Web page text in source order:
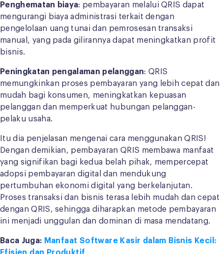
Penghematan biaya: pembayaran melalui QRIS dapat
mengurangi biaya administrasi terkait dengan
pengelolaan uang tunai dan pemrosesan transaksi
manual, yang pada gilirannya dapat meningkatkan profit
bisnis.
Peningkatan pengalaman pelanggan: QRIS
memungkinkan proses pembayaran yang lebih cepat dan
mudah bagi konsumen, meningkatkan kepuasan
pelanggan dan memperkuat hubungan pelanggan-
pelaku usaha.
Itu dia penjelasan mengenai cara menggunakan QRIS!
Dengan demikian, pembayaran QRIS membawa manfaat
yang signifikan bagi kedua belah pihak, mempercepat
adopsi pembayaran digital dan mendukung
pertumbuhan ekonomi digital yang berkelanjutan.
Proses transaksi dan bisnis terasa lebih mudah dan cepat
dengan QRIS, sehingga diharapkan metode pembayaran
ini menjadi unggulan dan dominan di masa mendatang.
Baca Juga: Manfaat Software Kasir dalam Bisnis Kecil:
Efisien dan Produktif